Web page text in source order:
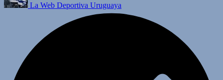
La Web Deportiva Uruguaya